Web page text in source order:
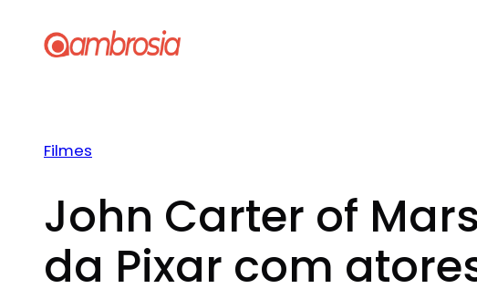
Filmes
John Carter of
da Pixar com